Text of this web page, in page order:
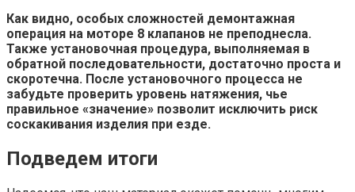
Как видно, особых сложностей демонтажная
операция на моторе 8 клапанов не преподнесла.
Также установочная процедура, выполняемая в
обратной последовательности, достаточно проста и
скоротечна. После установочного процесса не
забудьте проверить уровень натяжения, чье
правильное «значение» позволит исключить риск
соскакивания изделия при езде.
Подведем итоги